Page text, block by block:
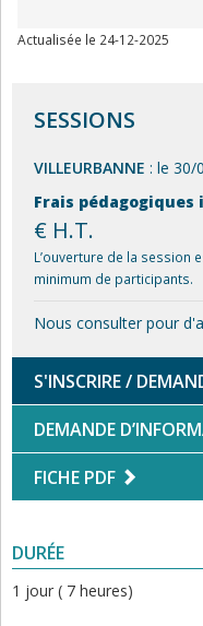
Actualisée le 24-12-2025
SESSIONS
VILLEURBANNE : le 30/
Frais
€ H.T.
L’ouverture de la session
minimum de participants.
Nous consulter pour
S'INSCRIRE /
DEMANDE
FICHE PDF
DURÉE
1 jour ( 7 heures)